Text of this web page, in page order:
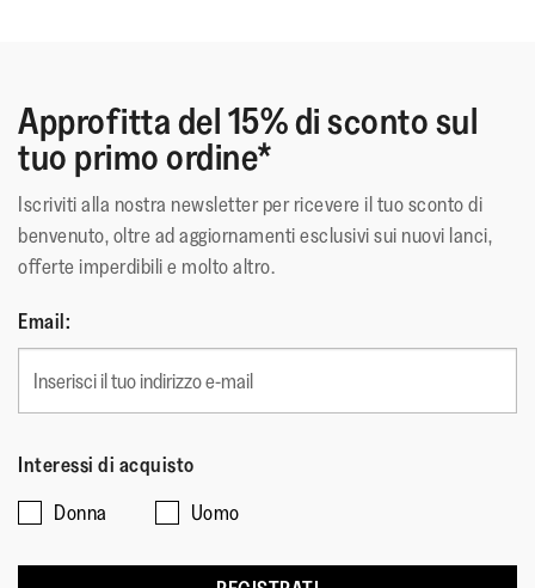
APMA*, per calzature che favoriscono la salute dei piedi
*American Podiatric Medical Association
Materiale Superiore:
Pelle Scamosciata/Pelle
Rivestimento:
Tessuto
Chiusura:
Lacci
Materiale Della Suola
Approfitta del 15% di sconto sul
tuo primo ordine*
Iscriviti alla nostra newsletter per ricevere il tuo sconto di
benvenuto, oltre ad aggiornamenti esclusivi sui nuovi lanci,
offerte imperdibili e molto altro.
Email:
Interessi di acquisto
Donna
Uomo